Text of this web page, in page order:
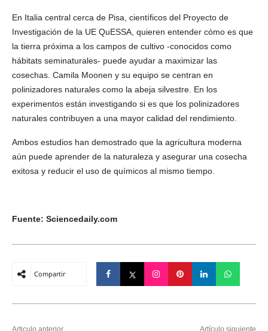
En Italia central cerca de Pisa, científicos del Proyecto de
Investigación de la UE QuESSA, quieren entender cómo es que
la tierra próxima a los campos de cultivo -conocidos como
hábitats seminaturales- puede ayudar a maximizar las
cosechas. Camila Moonen y su equipo se centran en
polinizadores naturales como la abeja silvestre. En los
experimentos están investigando si es que los polinizadores
naturales contribuyen a una mayor calidad del rendimiento.
Ambos estudios han demostrado que la agricultura moderna
aún puede aprender de la naturaleza y asegurar una cosecha
exitosa y reducir el uso de químicos al mismo tiempo.
Fuente: Sciencedaily.com
Compartir
Articulo anterior Artículo siguiente